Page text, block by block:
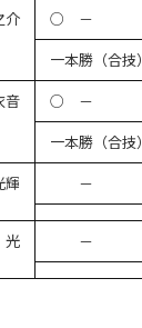
介 ○ －
一本勝（合技）
○ －
一本勝（合技）
－
－